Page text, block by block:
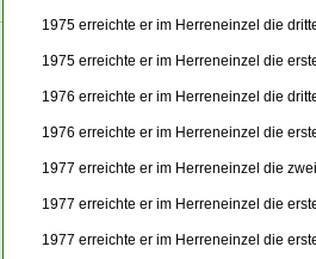
1975 erreichte er im Herreneinzel die
1975 erreichte er im Herreneinzel die
1976 erreichte er im Herreneinzel die
1976 erreichte er im Herreneinzel die
1977 erreichte er im Herreneinzel die
1977 erreichte er im Herreneinzel die
1977 erreichte er im Herreneinzel die